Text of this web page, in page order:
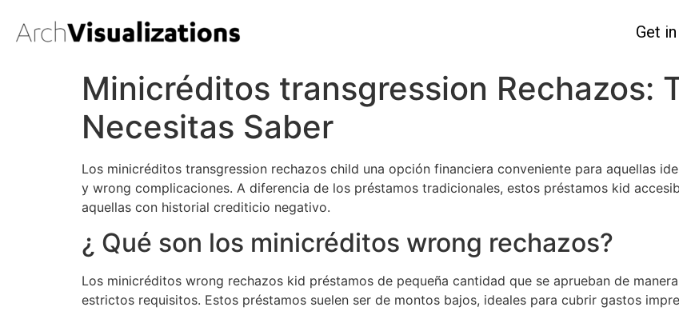
Get
Minicréditos transgression Rechazos:
Necesitas Saber
Los minicréditos transgression rechazos child una opción financiera conveniente para aquellas
y wrong complicaciones. A diferencia de los préstamos tradicionales, estos préstamos kid
aquellas con historial crediticio negativo.
¿ Qué son los minicréditos wrong rechazos?
Los minicréditos wrong rechazos kid préstamos de pequeña cantidad que se aprueban de
estrictos requisitos. Estos préstamos suelen ser de montos bajos, ideales para cubrir gastos